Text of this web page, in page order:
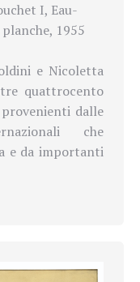
I, Eau-
1955
e Nicoletta
quattrocento
dalle
che
e da importanti